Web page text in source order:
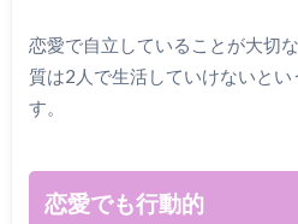
恋愛で自立していることが大切
質は2人で生活していけないと
す。
恋愛でも行動的